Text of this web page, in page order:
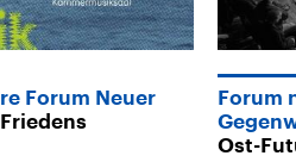
Forum Neuer
Forum
Ost-